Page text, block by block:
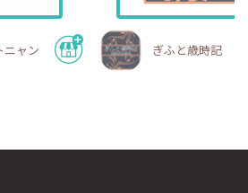
ニャン ぎふと歳時記